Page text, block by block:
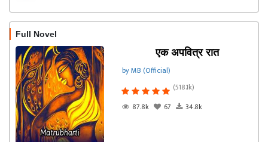
Full Novel
एक अपवित्र रात
by MB (Official)
(518.1k)
87.8k
67 34.8k